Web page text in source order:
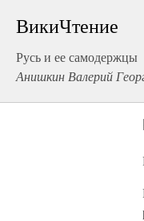
ВикиЧтение
Русь и ее самодержцы
Анишкин Валерий